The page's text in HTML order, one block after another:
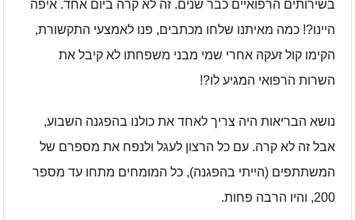
בשירותים הרפואיים כבר שנים. זה לא קרה ביום אחד. איפה
היינו?! כמה מאיתנו שלחו מכתבים, פנו לאמצעי התקשורת,
הקימו קול זעקה אחרי שמי מבני משפחתו לא קיבל את
השרות הרפואי המגיע לו?!
נושא הבריאות היה צריך לאחד את כולנו בהפגנה השבוע,
אבל זה לא קרה. עם כל הרצון לעגל ולנפח את מספרם של
המשתתפים (הייתי בהפגנה), כל המומחים מתחו עד מספר
200, והיו הרבה פחות.